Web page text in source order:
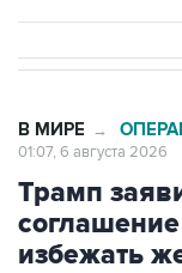
В МИРЕ →
01:07, 6 августа 2026
Трамп
избежать